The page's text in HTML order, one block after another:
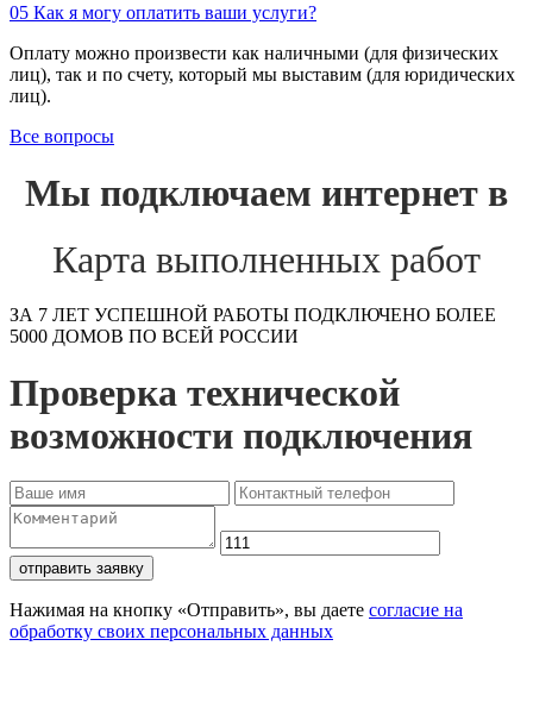
05 Как я могу оплатить ваши услуги?
Оплату можно произвести как наличными (для физических
лиц), так и по счету, который мы выставим (для юридических
лиц).
Все вопросы
Мы подключаем интернет в
Карта выполненных работ
ЗА 7 ЛЕТ УСПЕШНОЙ РАБОТЫ ПОДКЛЮЧЕНО БОЛЕЕ
5000 ДОМОВ ПО ВСЕЙ РОССИИ
Проверка технической
возможности подключения
отправить заявку
Нажимая на кнопку «Отправить», вы даете согласие на
обработку своих персональных данных